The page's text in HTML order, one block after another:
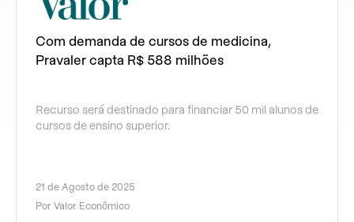
Com demanda de cursos de medicina,
Pravaler capta R$ 588 milhões
Recurso será destinado para financiar 50 mil alunos de
cursos de ensino superior.
21 de Agosto de 2025
Por Valor Econômico